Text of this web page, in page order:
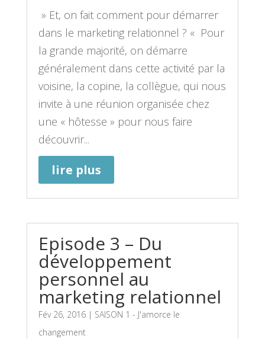
» Et, on fait comment pour démarrer
dans le marketing relationnel ? « Pour
la grande majorité, on démarre
généralement dans cette activité par la
voisine, la copine, la collègue, qui nous
invite à une réunion organisée chez
une « hôtesse » pour nous faire
découvrir...
lire plus
Episode 3 – Du
développement
personnel au
marketing relationnel
Fév 26, 2016| SAISON 1 - J'amorce le
changement